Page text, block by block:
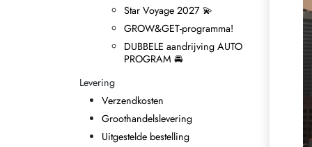
Star Voyage 2027 💫
GROW&GET-programma!
DUBBELE aandrijving AUTO
PROGRAM 🚘
Levering
Verzendkosten
Groothandelslevering
Uitgestelde bestelling